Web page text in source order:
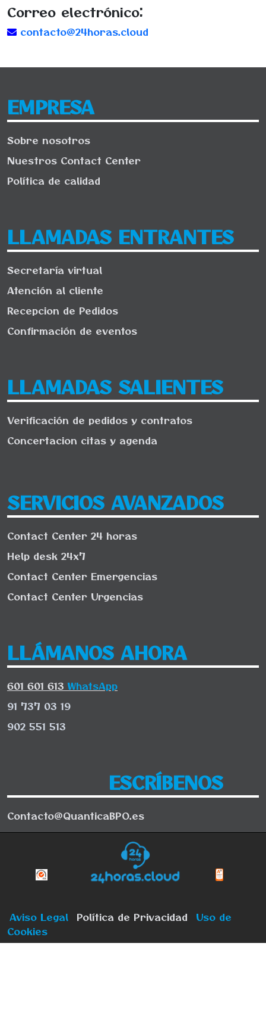
Correo electrónico:
contacto@24horas.cloud
EMPRESA
Sobre nosotros
Nuestros Contact Center
Política de calidad
LLAMADAS ENTRANTES
Secretaría virtual
Atención al cliente
Recepcion de Pedidos
Confirmación de eventos
LLAMADAS SALIENTES
Verificación de pedidos y contratos
Concertacion citas y agenda
SERVICIOS AVANZADOS
Contact Center 24 horas
Help desk 24x7
Contact Center Emergencias
Contact Center Urgencias
LLÁMANOS AHORA
601 601 613 WhatsApp
91 737 03 19
902 551 513
ESCRÍBENOS
Contacto@QuanticaBPO.es
Aviso Legal Política de Privacidad
Uso de
Cookies